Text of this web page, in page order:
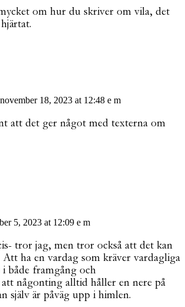
om hur du skriver om vila, det
november 18, 2023 at 12:48 e m
att det ger något med texterna om
5, 2023 at 12:09 e m
tror jag, men tror också att det kan
Att ha en vardag som kräver vardagliga
både framgång och
att någonting alltid håller en nere på
själv är påväg upp i himlen.